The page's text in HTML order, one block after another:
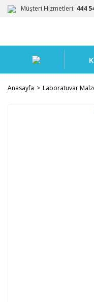
Müşteri Hizmetleri: 444
Anasayfa Laboratuvar